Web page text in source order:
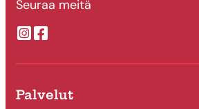
Seuraa meitä
Suonenjoen kaupungin Instragram
Suonenjoen kaupungin Facebook
Palvelut